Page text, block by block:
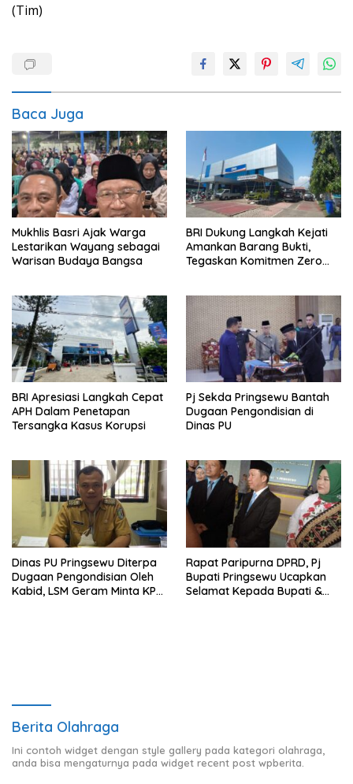
(Tim)
Baca Juga
Mukhlis Basri Ajak Warga
Lestarikan Wayang sebagai
Warisan Budaya Bangsa
BRI Dukung Langkah Kejati
Amankan Barang Bukti,
Tegaskan Komitmen Zero
BRI Apresiasi Langkah Cepat
APH Dalam Penetapan
Tersangka Kasus Korupsi
Pj Sekda Pringsewu Bantah
Dugaan Pengondisian di
Dinas PU
Dinas PU Pringsewu Diterpa
Dugaan Pengondisian Oleh
Kabid, LSM Geram Minta KPK
Rapat Paripurna DPRD, Pj
Bupati Pringsewu Ucapkan
Selamat Kepada Bupati &
Berita Olahraga
Ini contoh widget dengan style gallery pada kategori olahraga,
anda bisa mengaturnya pada widget recent post wpberita.